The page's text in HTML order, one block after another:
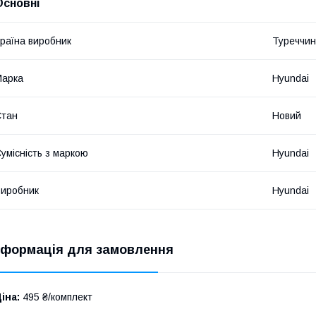
виробник
Hyundai
Новий
з маркою Hyundai
Hyundai
для замовлення
495 ₴/комплект